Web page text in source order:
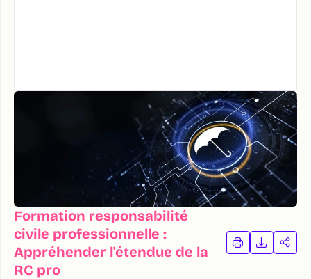
Formation responsabilité
civile professionnelle :
Appréhender l'étendue de la
RC pro
IMPRIMER
LA
LA